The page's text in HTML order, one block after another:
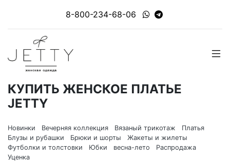
8-800-234-68-06
КУПИТЬ ЖЕНСКОЕ ПЛАТЬЕ
JETTY
Новинки Вечерняя коллекция Вязаный трикотаж
Платья
Блузы и рубашки
Брюки и шорты
Жакеты и жилеты
Футболки и толстовки
Юбки весна-лето
Распродажа
Уценка